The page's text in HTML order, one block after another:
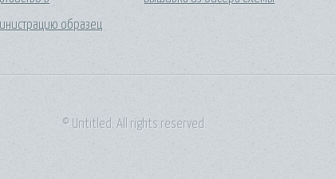
образец
© Untitled. All rights reserved.